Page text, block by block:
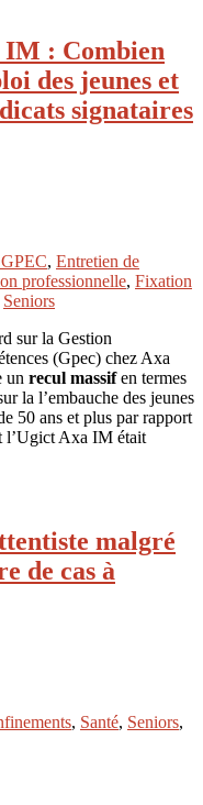
IM : Combien
des jeunes et
signataires
, Entretien de
professionnelle, Fixation
Seniors
sur la Gestion
(Gpec) chez Axa
un recul massifen termes
la l’embauche des jeunes
50 ans et plus par rapport
l’Ugict Axa IM était
malgré
de cas à
, Santé, Seniors,